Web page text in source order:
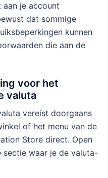
je account
dat sommige
kunnen
die aan de
voor het
valuta
vereist doorgaans
of het menu van de
Store direct. Open
sectie waar je de valuta-